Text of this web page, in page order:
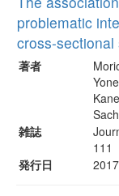
problematic
cross-
著者
雑誌
111
発行日